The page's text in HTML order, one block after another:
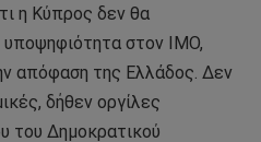
η Κύπρος δεν θα
υποψηφιότητα στον ΙΜΟ,
απόφαση της Ελλάδος. Δεν
δήθεν οργίλες
του Δημοκρατικού